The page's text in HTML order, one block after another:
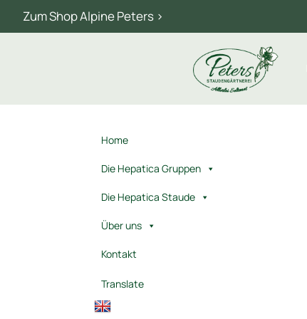
Zum Shop Alpine Peters >
Home
Die Hepatica Gruppen
Die Hepatica Staude
Über uns
Kontakt
Translate